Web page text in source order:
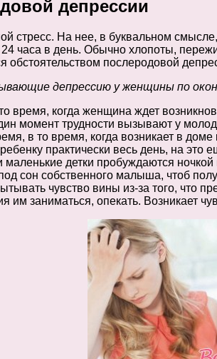
депрессии
На нее, в буквальном
часа в день. Обычно хлопоты,
послеродовой
депрессию у женщины по
время, когда женщина ждет
момент трудности вызывают у
в то время, когда возникает в
практически весь день, на
маленькие детки пробуждаются
сон собственного малыша, чтоб
чувство вины из-за того, что
заниматься, опекать. Возникает